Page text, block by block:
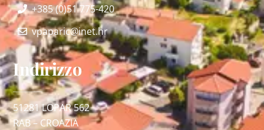
+385 (0)51 775-420
vpaparic@inet.hr
Indirizzo
51281 LOPAR 562
RAB –CROAZIA